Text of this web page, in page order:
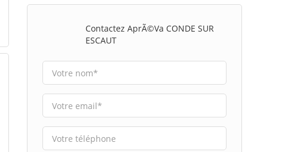
Contactez AprÃ©va CONDE SUR
ESCAUT